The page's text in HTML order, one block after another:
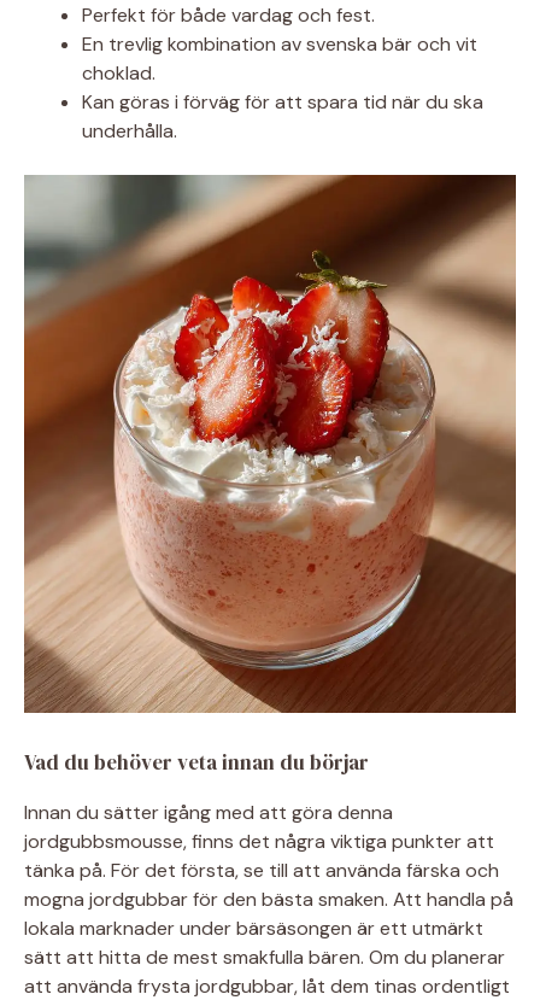
Perfekt för både vardag och fest.
En trevlig kombination av svenska bär och vit
choklad.
Kan göras i förväg för att spara tid när du ska
underhålla.
Vad du behöver veta innan du börjar
Innan du sätter igång med att göra denna
jordgubbsmousse, finns det några viktiga punkter att
tänka på. För det första, se till att använda färska och
mogna jordgubbar för den bästa smaken. Att handla på
lokala marknader under bärsäsongen är ett utmärkt
sätt att hitta de mest smakfulla bären. Om du planerar
att använda frysta jordgubbar, låt dem tinas ordentligt